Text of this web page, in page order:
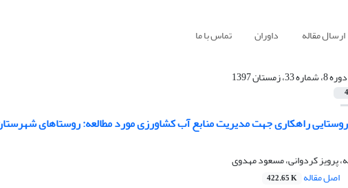
ارسال مقاله داوران تماس با ما
دوره 8، شماره 33، زمستان 1397
راهکاری جهت مدیریت منابع آب کشاورزی مورد مطالعه: روستاهای
پرویز کردوانی، مسعود مهدوی
اصل مقاله 422.65 K